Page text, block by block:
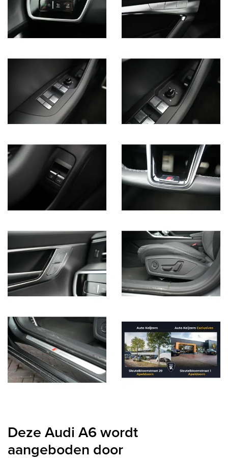
Deze Audi A6 wordt
aangeboden door